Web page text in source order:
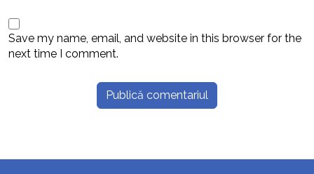
Save my name, email, and website in this browser for the
next time I comment.